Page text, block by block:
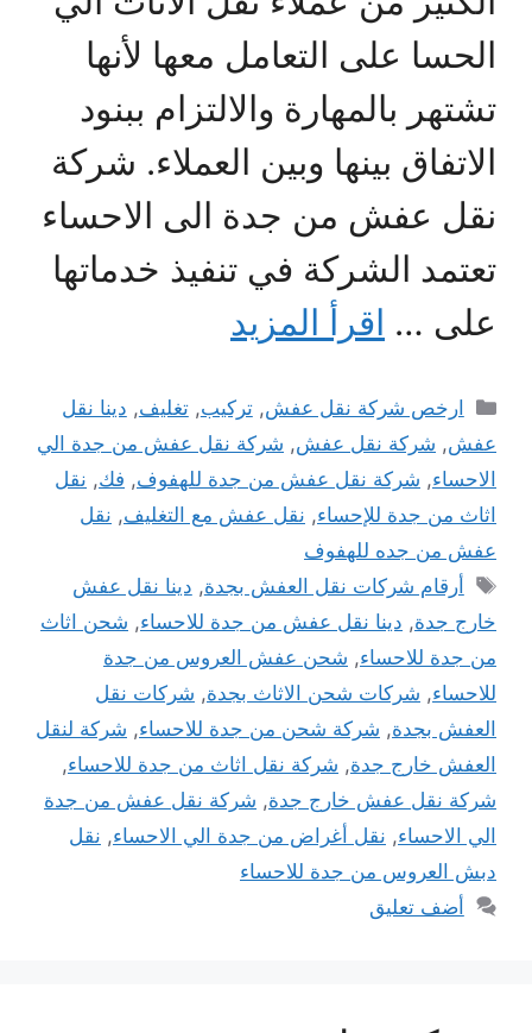
الحسا على التعامل معها لأنها
تشتهر بالمهارة والالتزام ببنود
الاتفاق بينها وبين العملاء. شركة
نقل عفش من جدة الى الاحساء
تعتمد الشركة في تنفيذ خدماتها
على … اقرأ المزيد
التصنيفات
ارخص شركة نقل عفش,تركيب,تغليف, دينا نقل
عفش, شركة نقل عفش, شركة نقل عفش من جدة الي
الاحساء, شركة نقل عفش من جدة للهفوف, فك, نقل
اثاث من جدة للإحساء, نقل عفش مع التغليف, نقل
عفش من جده للهفوف
الوسوم
أرقام شركات نقل العفش بجدة, دينا نقل عفش
خارج جدة, دينا نقل عفش من جدة للاحساء, شحن اثاث
من جدة للاحساء, شحن عفش العروس من جدة
للاحساء, شركات شحن الاثاث بجدة, شركات نقل
العفش بجدة, شركة شحن من جدة للاحساء, شركة لنقل
العفش خارج جدة, شركة نقل اثاث من جدة للاحساء,
شركة نقل عفش خارج جدة, شركة نقل عفش من جدة
الي الاحساء, نقل أغراض من جدة الي الاحساء, نقل
دبش العروس من جدة للاحساء
أضف تعليق